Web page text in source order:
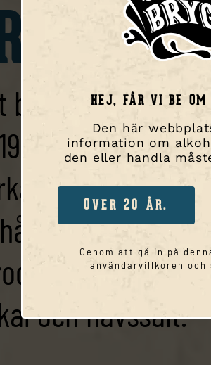
HEJ, FÅR VI BE OM
Den här
information om
den eller handla
ÖVER 20 ÅR.
Genom att gå in på
användarvillkoren och
bryggeri på
Bryggeriet är
för ett levande
marin miljö.
från
och havssalt.